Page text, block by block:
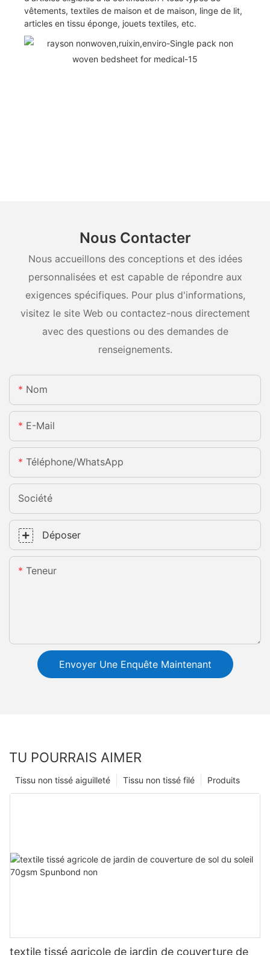
vêtements, textiles de maison et de maison, linge de lit,
articles en tissu éponge, jouets textiles, etc.
Nous Contacter
Nous accueillons des conceptions et des idées
personnalisées et est capable de répondre aux
exigences spécifiques. Pour plus d'informations,
visitez le site Web ou contactez-nous directement
avec des questions ou des demandes de
renseignements.
Nom
E-Mail
Téléphone/WhatsApp
Société
Déposer
Teneur
Envoyer Une Enquête Maintenant
TU POURRAIS AIMER
Produits
Tissu non tissé filé
Tissu non tissé aiguilleté
textile tissé agricole de jardin de couverture de